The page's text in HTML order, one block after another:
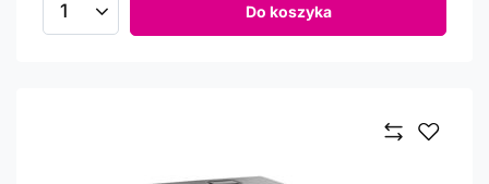
Ilość produktów Do koszyka